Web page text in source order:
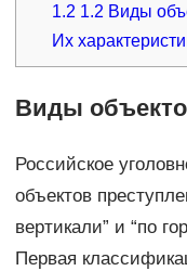
1.2 1.2 Виды
Их
Виды
Российское
объектов
вертикали” и “по
Первая